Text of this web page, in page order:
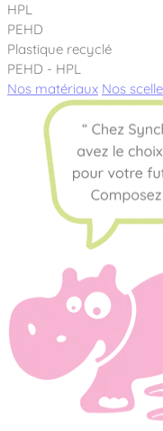
HPL
PEHD
Plastique recyclé
PEHD - HPL
Nos matériaux Nos